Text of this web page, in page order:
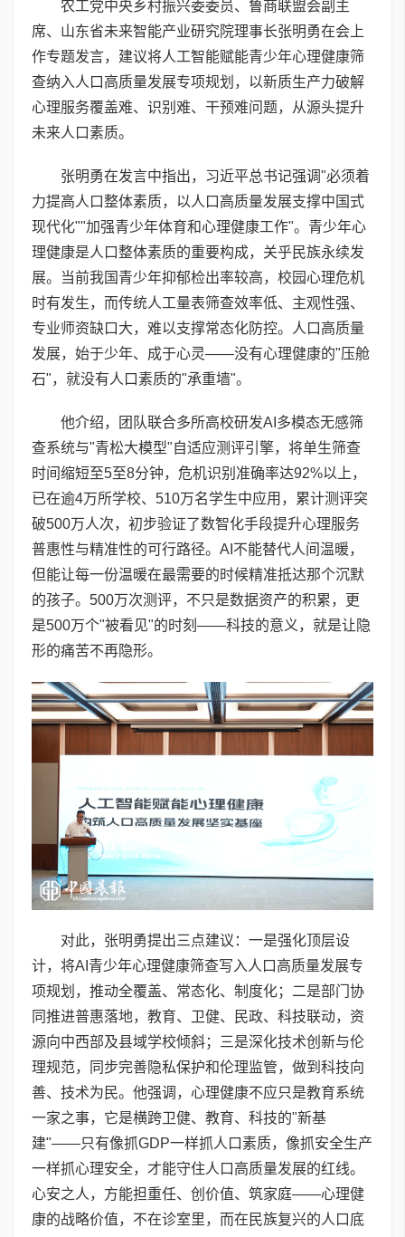
农工党中央乡村振兴委委员、鲁商联盟会副主
席、山东省未来智能产业研究院理事长张明勇在会上
作专题发言，建议将人工智能赋能青少年心理健康筛
查纳入人口高质量发展专项规划，以新质生产力破解
心理服务覆盖难、识别难、干预难问题，从源头提升
未来人口素质。
张明勇在发言中指出，习近平总书记强调"必须着
力提高人口整体素质，以人口高质量发展支撑中国式
现代化""加强青少年体育和心理健康工作"。青少年心
理健康是人口整体素质的重要构成，关乎民族永续发
展。当前我国青少年抑郁检出率较高，校园心理危机
时有发生，而传统人工量表筛查效率低、主观性强、
专业师资缺口大，难以支撑常态化防控。人口高质量
发展，始于少年、成于心灵——没有心理健康的"压舱
石"，就没有人口素质的"承重墙"。
他介绍，团队联合多所高校研发AI多模态无感筛
查系统与"青松大模型"自适应测评引擎，将单生筛查
时间缩短至5至8分钟，危机识别准确率达92%以上，
已在逾4万所学校、510万名学生中应用，累计测评突
破500万人次，初步验证了数智化手段提升心理服务
普惠性与精准性的可行路径。AI不能替代人间温暖，
但能让每一份温暖在最需要的时候精准抵达那个沉默
的孩子。500万次测评，不只是数据资产的积累，更
是500万个"被看见"的时刻——科技的意义，就是让隐
形的痛苦不再隐形。
对此，张明勇提出三点建议：一是强化顶层设
计，将AI青少年心理健康筛查写入人口高质量发展专
项规划，推动全覆盖、常态化、制度化；二是部门协
同推进普惠落地，教育、卫健、民政、科技联动，资
源向中西部及县域学校倾斜；三是深化技术创新与伦
理规范，同步完善隐私保护和伦理监管，做到科技向
善、技术为民。他强调，心理健康不应只是教育系统
一家之事，它是横跨卫健、教育、科技的"新基
建"——只有像抓GDP一样抓人口素质，像抓安全生产
一样抓心理安全，才能守住人口高质量发展的红线。
心安之人，方能担重任、创价值、筑家庭——心理健
康的战略价值，不在诊室里，而在民族复兴的人口底